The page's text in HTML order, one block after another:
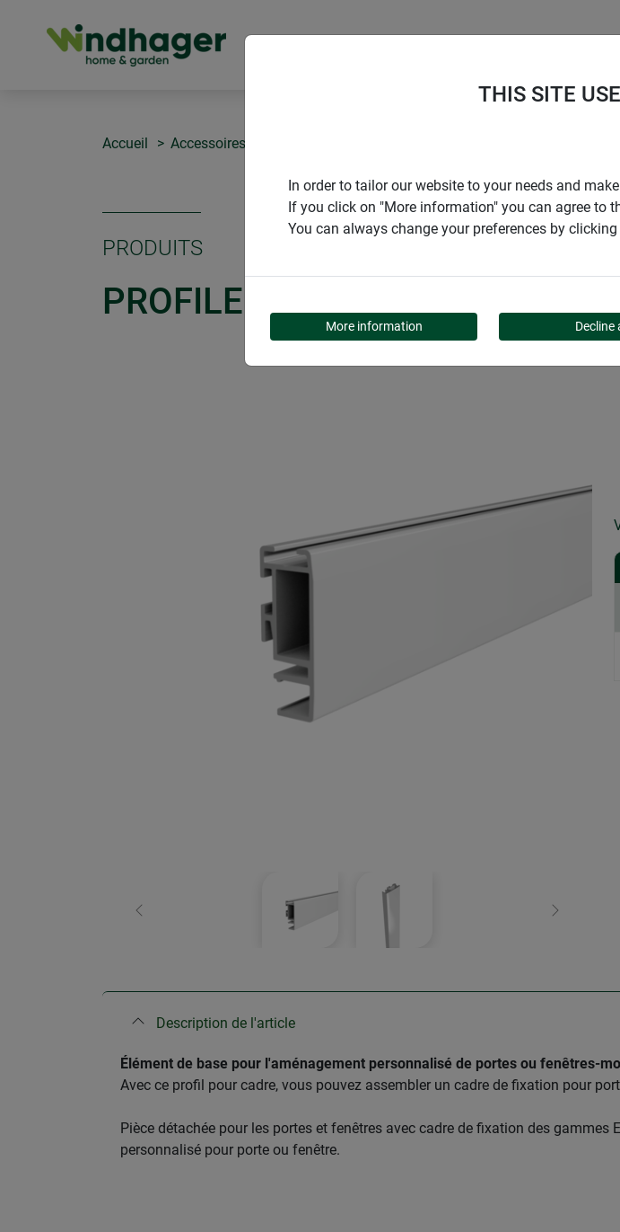
Accueil Accessoires de montage
PRODUITS
PROFILE DE CADRE POUR
retour Continuer
Description de l'article
​Élément de base pour l'aménagement personnalisé de portes ou fenêtres-
Avec ce profil pour cadre, vous pouvez assembler un cadre de fixation pour
Pièce détachée pour les portes et fenêtres avec cadre de fixation des
personnalisé pour porte ou fenêtre.
THIS SITE
In order to tailor our website to your needs and
If you click on "More information" you can agree to
You can always change your preferences by
More information Decline